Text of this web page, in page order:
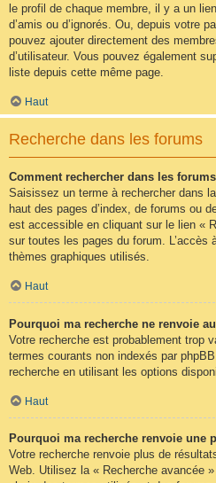
le profil de chaque membre, il y a un
d’amis ou d’ignorés. Ou, depuis votre
pouvez ajouter directement des
d’utilisateur. Vous pouvez également
liste depuis cette même page.
Haut
Recherche dans les forums
Comment rechercher dans les
Saisissez un terme à rechercher dans
haut des pages d’index, de forums ou
est accessible en cliquant sur le lien «
sur toutes les pages du forum. L’accès
thèmes graphiques utilisés.
Haut
Pourquoi ma recherche ne renvoie
Votre recherche est probablement trop
termes courants non indexés par
recherche en utilisant les options
Haut
Pourquoi ma recherche renvoie une
Votre recherche renvoie plus de
Web. Utilisez la « Recherche avancée